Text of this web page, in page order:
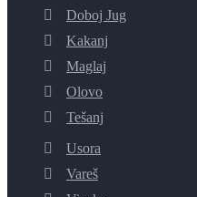
Doboj Jug
Kakanj
Maglaj
Olovo
Tešanj
Usora
Vareš